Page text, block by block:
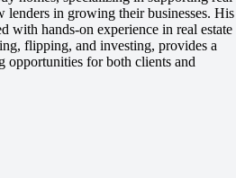
lenders in growing their businesses. His
with hands-on experience in real estate
flipping, and investing, provides a
opportunities for both clients and